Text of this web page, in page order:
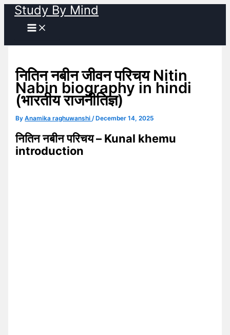
Skip
content
Study By Mind
नितिन नबीन जीवन परिचय Nitin
Nabin biography in hindi
(भारतीय राजनीतिज्ञ)
ByAnamika raghuwanshi/ December 14, 2025
नितिन नबीन परिचय – Kunal khemu
introduction